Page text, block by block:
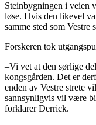
Steinbygningen i veien
løse. Hvis den likevel
samme sted som Vestre
Forskeren tok
–Vi vet at den sørlige
kongsgården. Det er
enden av Vestre strete
sannsynligvis vil være
forklarer Derrick.